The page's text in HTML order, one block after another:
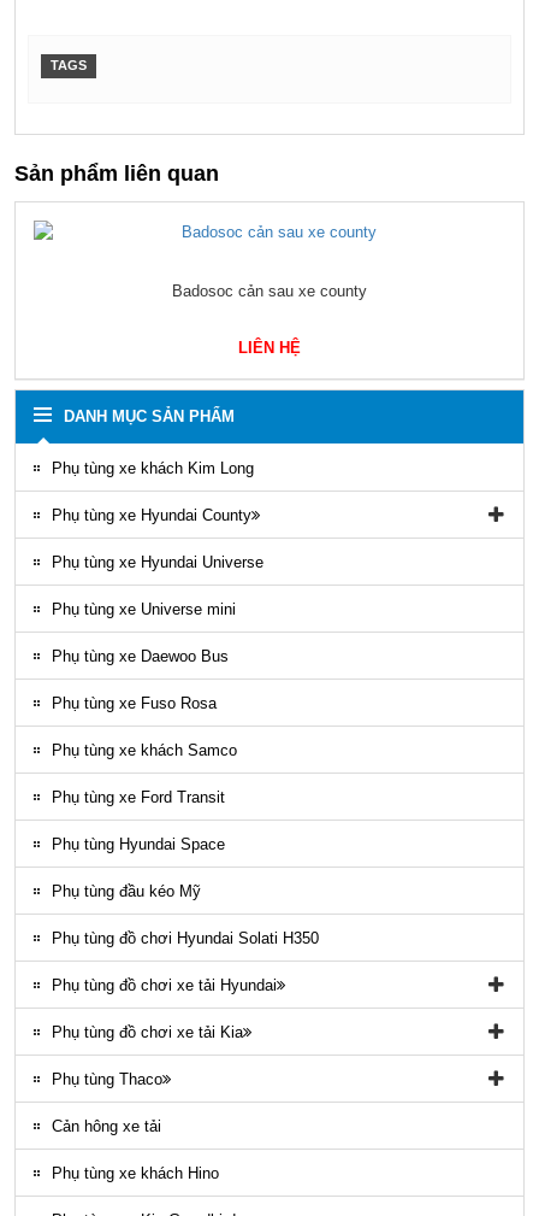
TAGS
Sản phẩm liên quan
Badosoc cản sau xe county
LIÊN HỆ
DANH MỤC SẢN PHẨM
Phụ tùng xe khách Kim Long
Phụ tùng xe Hyundai County
Phụ tùng vỏ xe County
Phụ kiện ghế county
Gioăng County
Phụ tùng gầm máy County
Ốp nhựa ngoại thất County
ĐÈN LED COUNTY
Nội thất County
Ngoại thất County
Phụ tùng điều hòa County
Phụ tùng xe Hyundai Universe
Phụ tùng xe Universe mini
Phụ tùng xe Daewoo Bus
Phụ tùng xe Fuso Rosa
Phụ tùng xe khách Samco
Phụ tùng xe Ford Transit
Phụ tùng Hyundai Space
Phụ tùng đầu kéo Mỹ
Phụ tùng đồ chơi Hyundai Solati H350
Phụ tùng đồ chơi xe tải Hyundai
Phụ tùng đồ chơi xe tải Hyundai HD65, HD72
Phụ tùng Trago
Phụ tung hyundai mighty ex8
Phụ tùng đồ chơi xe tải Kia
Phụ tùng đồ chơi kia Bongo
Phụ tùng Kia K3000
Phụ tùng Thaco
Phụ tùng vỏ xe khách Thaco
Phụ tùng gầm máy xe khách Thaco
Cản hông xe tải
Phụ tùng xe khách Hino